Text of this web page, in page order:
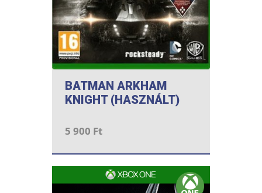
BATMAN ARKHAM
KNIGHT (HASZNÁLT)
5 900 Ft